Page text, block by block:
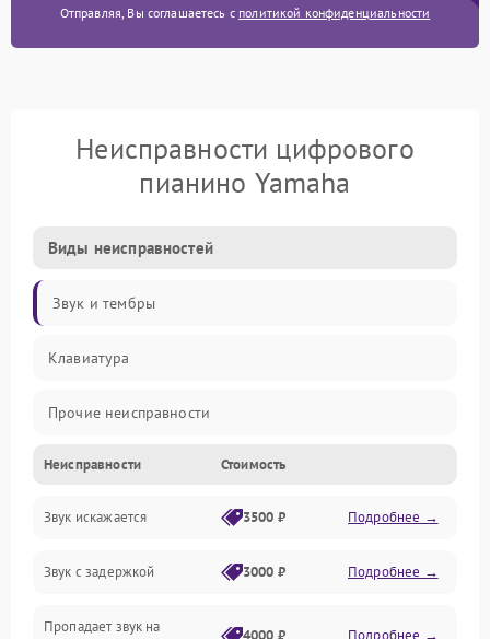
Отправляя, Вы соглашаетесь с политикой конфиденциальности
Неисправности цифрового
пианино Yamaha
Виды неисправностей
Звук и тембры
Клавиатура
Прочие неисправности
Включение и работа
Управление и электроника
Подключения и интерфейсы
Педали и стойка
Неисправности Стоимость
Звук искажается 3500 ₽ Подробнее →
Звук с задержкой 3000 ₽ Подробнее →
Пропадает звук на
4000 ₽ Подробнее →